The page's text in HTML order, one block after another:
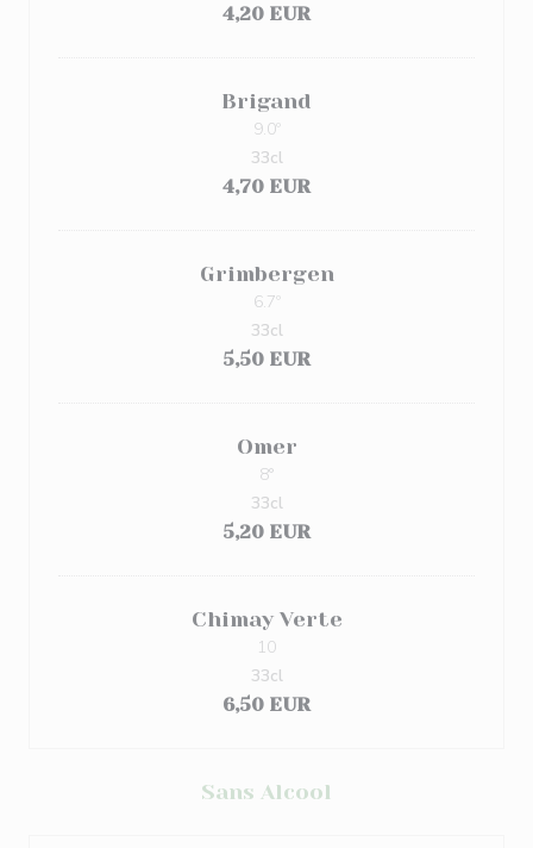
4,20 EUR
Brigand
9.0º
4,70 EUR
33cl
Grimbergen
6.7º
5,50 EUR
33cl
Omer
8°
5,20 EUR
33cl
Chimay Verte
10
6,50 EUR
33cl
Sans Alcool